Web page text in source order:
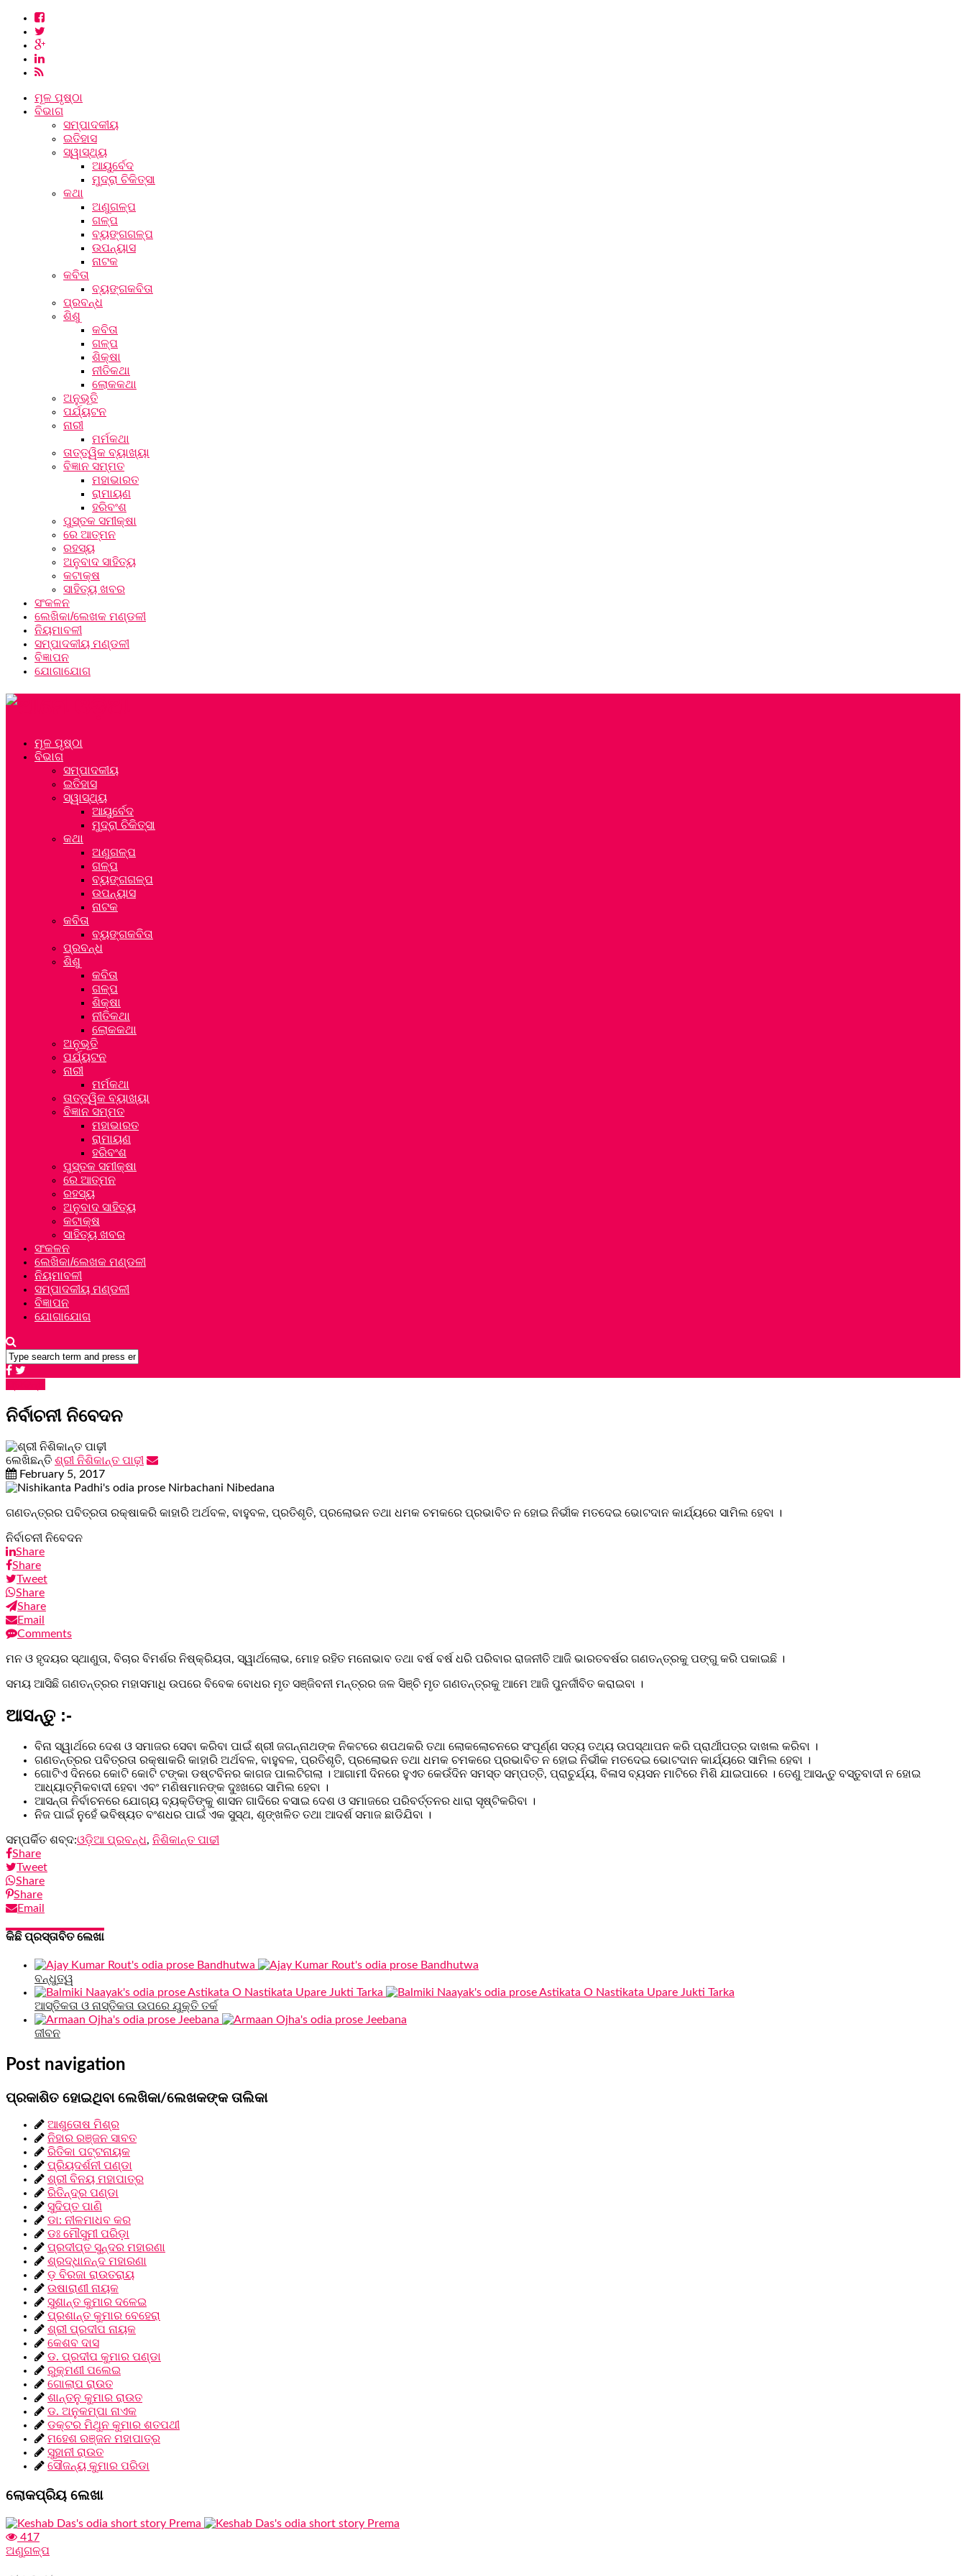
ମୂଳ ପୃଷ୍ଠା
ବିଭାଗ
ସମ୍ପାଦକୀୟ
ଇତିହାସ
ସ୍ୱାସ୍ଥ୍ୟ
ଆୟୁର୍ବେଦ
ମୁଦ୍ରା ଚିକିତ୍ସା
କଥା
ଅଣୁଗଳ୍ପ
ଗଳ୍ପ
ବ୍ୟଙ୍ଗଗଳ୍ପ
ଉପନ୍ୟାସ
ନାଟକ
କବିତା
ବ୍ୟଙ୍ଗକବିତା
ପ୍ରବନ୍ଧ
ଶିଶୁ
କବିତା
ଗଳ୍ପ
ଶିକ୍ଷା
ନୀତିକଥା
ଲୋକକଥା
ଅନୁଭୂତି
ପର୍ଯ୍ୟଟନ
ନାରୀ
ମର୍ମକଥା
ତାତ୍ତ୍ୱିକ ବ୍ୟାଖ୍ୟା
ବିଜ୍ଞାନ ସମ୍ମତ
ମହାଭାରତ
ରାମାୟଣ
ହରିବଂଶ
ପୁସ୍ତକ ସମୀକ୍ଷା
ରେ ଆତ୍ମନ
ରହସ୍ୟ
ଅନୁବାଦ ସାହିତ୍ୟ
କଟାକ୍ଷ
ସାହିତ୍ୟ ଖବର
ସଂକଳନ
ଲେଖିକା/ଲେଖକ ମଣ୍ଡଳୀ
ନିୟମାବଳୀ
ସମ୍ପାଦକୀୟ ମଣ୍ଡଳୀ
ବିଜ୍ଞାପନ
ଯୋଗାଯୋଗ
ମୂଳ ପୃଷ୍ଠା
ବିଭାଗ
ସମ୍ପାଦକୀୟ
ଇତିହାସ
ସ୍ୱାସ୍ଥ୍ୟ
ଆୟୁର୍ବେଦ
ମୁଦ୍ରା ଚିକିତ୍ସା
କଥା
ଅଣୁଗଳ୍ପ
ଗଳ୍ପ
ବ୍ୟଙ୍ଗଗଳ୍ପ
ଉପନ୍ୟାସ
ନାଟକ
କବିତା
ବ୍ୟଙ୍ଗକବିତା
ପ୍ରବନ୍ଧ
ଶିଶୁ
କବିତା
ଗଳ୍ପ
ଶିକ୍ଷା
ନୀତିକଥା
ଲୋକକଥା
ଅନୁଭୂତି
ପର୍ଯ୍ୟଟନ
ନାରୀ
ମର୍ମକଥା
ତାତ୍ତ୍ୱିକ ବ୍ୟାଖ୍ୟା
ବିଜ୍ଞାନ ସମ୍ମତ
ମହାଭାରତ
ରାମାୟଣ
ହରିବଂଶ
ପୁସ୍ତକ ସମୀକ୍ଷା
ରେ ଆତ୍ମନ
ରହସ୍ୟ
ଅନୁବାଦ ସାହିତ୍ୟ
କଟାକ୍ଷ
ସାହିତ୍ୟ ଖବର
ସଂକଳନ
ଲେଖିକା/ଲେଖକ ମଣ୍ଡଳୀ
ନିୟମାବଳୀ
ସମ୍ପାଦକୀୟ ମଣ୍ଡଳୀ
ବିଜ୍ଞାପନ
ଯୋଗାଯୋଗ
ନିର୍ବାଚନୀ ନିବେଦନ
ଲେଖିଛନ୍ତି ଶ୍ରୀ ନିଶିକାନ୍ତ ପାଢ଼ୀ
February 5, 2017
ଗଣତନ୍ତ୍ରର ପବିତ୍ରତା ରକ୍ଷାକରି କାହାରି ଅର୍ଥବଳ, ବାହୁବଳ, ପ୍ରତିଶୃତି, ପ୍ରଲୋଭନ ତଥା ଧମକ ଚମକରେ ପ୍ରଭାବିତ ନ ହୋଇ ନିର୍ଭୀକ ମତଦେଇ ଭୋଟଦାନ କାର୍ଯ୍ୟରେ ସାମିଲ ହେବା ।
ନିର୍ବାଚନୀ ନିବେଦନ
Share
Share
Tweet
Share
Share
Email
Comments
ମନ ଓ ହୃଦୟର ସ୍ଥାଣୁତା, ବିଚାର ବିମର୍ଶର ନିଷ୍କ୍ରିୟତା, ସ୍ୱାର୍ଥଲୋଭ, ମୋହ ରହିତ ମନୋଭାବ ତଥା ବର୍ଷ ବର୍ଷ ଧରି ପରିବାର ରାଜନୀତି ଆଜି ଭାରତବର୍ଷର ଗଣତନ୍ତ୍ରକୁ ପଙ୍ଗୁ କରି ପକାଇଛି ।
ସମୟ ଆସିଛି ଗଣତନ୍ତ୍ରର ମହାସମାଧି ଉପରେ ବିବେକ ବୋଧର ମୃତ ସଞ୍ଜିବନୀ ମନ୍ତ୍ରର ଜଳ ସିଞ୍ଚି ମୃତ ଗଣତନ୍ତ୍ରକୁ ଆମେ ଆଜି ପୁନର୍ଜୀବିତ କରାଇବା ।
ଆସନ୍ତୁ :-
ବିନା ସ୍ୱାର୍ଥରେ ଦେଶ ଓ ସମାଜର ସେବା କରିବା ପାଇଁ ଶ୍ରୀ ଜଗନ୍ନାଥଙ୍କ ନିକଟରେ ଶପଥକରି ତଥା ଲୋକଲୋଚନରେ ସଂପୂର୍ଣ୍ଣ ସତ୍ୟ ତଥ୍ୟ ଉପସ୍ଥାପନ କରି ପ୍ରାର୍ଥୀପତ୍ର ଦାଖଲ କରିବା ।
ଗଣତନ୍ତ୍ରର ପବିତ୍ରତା ରକ୍ଷାକରି କାହାରି ଅର୍ଥବଳ, ବାହୁବଳ, ପ୍ରତିଶୃତି, ପ୍ରଲୋଭନ ତଥା ଧମକ ଚମକରେ ପ୍ରଭାବିତ ନ ହୋଇ ନିର୍ଭୀକ ମତଦେଇ ଭୋଟଦାନ କାର୍ଯ୍ୟରେ ସାମିଲ ହେବା ।
ଗୋଟିଏ ଦିନରେ କୋଟି କୋଟି ଟଙ୍କା ଡଷ୍ଟବିନର କାଗଜ ପାଲଟିଗଲା । ଆଗାମୀ ଦିନରେ ହୁଏତ କେଉଁଦିନ ସମସ୍ତ ସମ୍ପତ୍ତି, ପ୍ରାଚୁର୍ଯ୍ୟ, ବିଳାସ ବ୍ୟସନ ମାଟିରେ ମିଶି ଯାଇପାରେ । ତେଣୁ ଆସନ୍ତୁ ବସ୍ତୁବାଦୀ ନ ହୋଇ
ଆଧ୍ୟାତ୍ମିକବାଦୀ ହେବା ଏବଂ ମଣିଷମାନଙ୍କ ଦୁଃଖରେ ସାମିଲ ହେବା ।
ଆସନ୍ତା ନିର୍ବାଚନରେ ଯୋଗ୍ୟ ବ୍ୟକ୍ତିଙ୍କୁ ଶାସନ ଗାଦିରେ ବସାଇ ଦେଶ ଓ ସମାଜରେ ପରିବର୍ତ୍ତନର ଧାରା ସୃଷ୍ଟିକରିବା ।
ନିଜ ପାଇଁ ନୁହେଁ ଭବିଷ୍ୟତ ବଂଶଧର ପାଇଁ ଏକ ସୁସ୍ଥ, ଶୃଙ୍ଖଳିତ ତଥା ଆଦର୍ଶ ସମାଜ ଛାଡିଯିବା ।
ସମ୍ପର୍କିତ ଶବ୍ଦ:ଓଡ଼ିଆ ପ୍ରବନ୍ଧ, ନିଶିକାନ୍ତ ପାଢୀ
Share
Tweet
Share
Share
Email
କିଛି ପ୍ରସ୍ତାବିତ ଲେଖା
ବନ୍ଧୁତ୍ୱ
ଆସ୍ତିକତା ଓ ନାସ୍ତିକତା ଉପରେ ଯୁକ୍ତି ତର୍କ
ଜୀବନ
Post navigation
ପ୍ରକାଶିତ ହୋଇଥିବା ଲେଖିକା/ଲେଖକଙ୍କ ତାଲିକା
ଆଶୁତୋଷ ମିଶ୍ର
ନିହାର ରଞ୍ଜନ ସାବତ
ରିତିକା ପଟ୍ଟନାୟକ
ପ୍ରିୟଦର୍ଶନୀ ପଣ୍ଡା
ଶ୍ରୀ ବିନୟ ମହାପାତ୍ର
ରିତିନ୍ଦ୍ର ପଣ୍ଡା
ସୁଦିପ୍ତ ପାଣି
ଡା: ନୀଳମାଧବ କର
ଡଃ ମୌସୁମୀ ପରିଡ଼ା
ପ୍ରଦୀପ୍ତ ସୁନ୍ଦର ମହାରଣା
ଶ୍ରଦ୍ଧାନନ୍ଦ ମହାରଣା
ଡ଼ ବିରଜା ରାଉତରାୟ
ଉଷାରାଣୀ ନାୟକ
ସୁଶାନ୍ତ କୁମାର ଦଳେଇ
ପ୍ରଶାନ୍ତ କୁମାର ବେହେରା
ଶ୍ରୀ ପ୍ରଦୀପ ନାୟକ
କେଶବ ଦାସ
ଡ. ପ୍ରଦୀପ କୁମାର ପଣ୍ଡା
ରୁକ୍ମଣୀ ପଲେଇ
ଗୋଲାପ ରାଉତ
ଶାନ୍ତନୁ କୁମାର ରାଉତ
ଡ. ଅନୁକମ୍ପା ନାଏକ
ଡକ୍ଟର ମିଥୁନ କୁମାର ଶତପଥୀ
ମହେଶ ରଞ୍ଜନ ମହାପାତ୍ର
ସୁହାନୀ ରାଉତ
ସୌଜନ୍ୟ କୁମାର ପରିଡା
ଲୋକପ୍ରିୟ ଲେଖା
417
ଅଣୁଗଳ୍ପ